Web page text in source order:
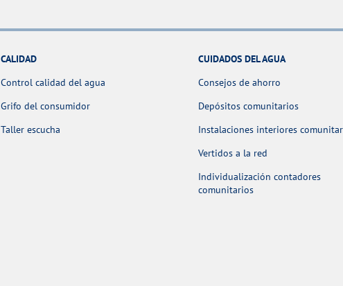
CALIDAD
Control calidad del agua
Grifo del consumidor
Taller escucha
CUIDADOS DEL AGUA
Consejos de ahorro
Depósitos comunitarios
Instalaciones interiores
Vertidos a la red
Individualización contadores
comunitarios